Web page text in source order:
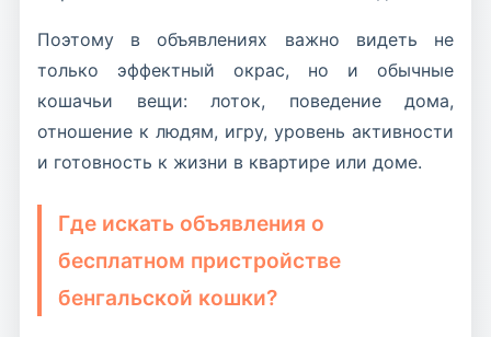
Поэтому в объявлениях важно видеть не
только эффектный окрас, но и обычные
кошачьи вещи: лоток, поведение дома,
отношение к людям, игру, уровень активности
и готовность к жизни в квартире или доме.
Где искать объявления о
бесплатном пристройстве
бенгальской кошки?